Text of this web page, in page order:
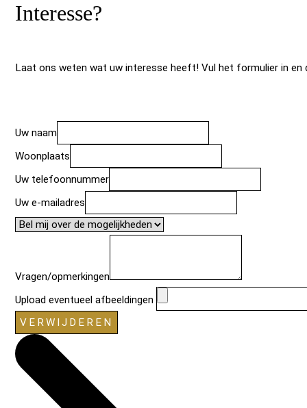
Interesse?
Laat ons weten wat uw interesse heeft! Vul het formulier in en
Uw naam
Woonplaats
Uw telefoonnummer
Uw e-mailadres
Vragen/opmerkingen
Upload eventueel afbeeldingen
VERWIJDEREN